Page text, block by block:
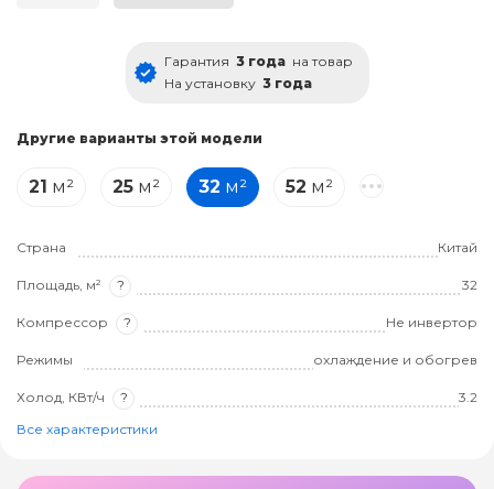
Гарантия 3 года на товар
На установку 3 года
Другие варианты этой модели
21 м² 25 м² 32 м² 52 м²
Страна Китай
Площадь, м² ? 32
Компрессор ? Не инвертор
Режимы охлаждение и обогрев
Холод, КВт/ч ?
3.2
Все характеристики